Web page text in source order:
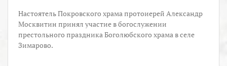
Настоятель Покровского храма протоиерей Александр
Москвитин принял участие в богослужении
престольного праздника Боголюбского храма в селе
Зимарово.